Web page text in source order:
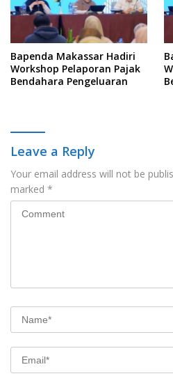
Bapenda Makassar Hadiri
Workshop Pelaporan Pajak
Bendahara Pengeluaran
Leave a Reply
Your email address will not be
marked *